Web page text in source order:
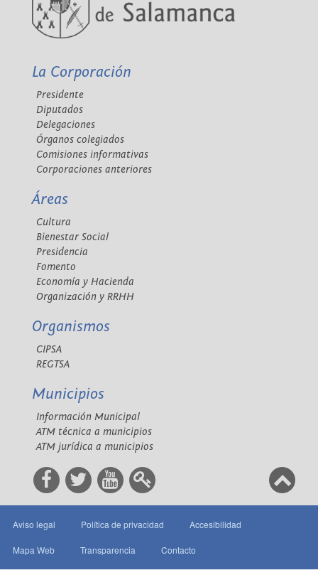
La Corporación
Presidente
Diputados
Delegaciones
Órganos colegiados
Comisiones informativas
Corporaciones anteriores
Áreas
Cultura
Bienestar Social
Presidencia
Fomento
Economía y Hacienda
Organización y RRHH
Organismos
CIPSA
REGTSA
Municipios
Información Municipal
ATM técnica a municipios
ATM jurídica a municipios
Aviso legal Política de privacidad Accesibilidad
Mapa Web Transparencia Contacto